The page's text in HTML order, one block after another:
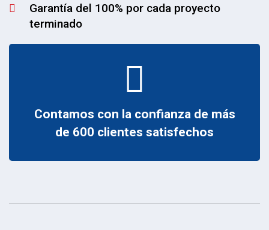
Garantía del 100% por cada proyecto
terminado
Contamos con la confianza de más
de 600 clientes satisfechos